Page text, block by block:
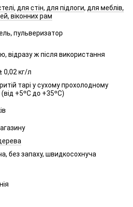
, для стін, для підлоги, для меблів,
віконних рам
пульверизатор
відразу ж після використання
0,02 кг/л
тарі у сухому прохолодному
(від +5ºC до +35ºC)
без запаху, швидкосохнуча